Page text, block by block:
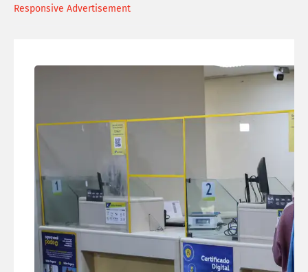
Responsive Advertisement